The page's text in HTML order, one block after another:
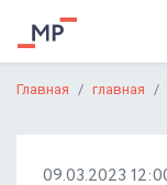
Главная главная
09.03.2023